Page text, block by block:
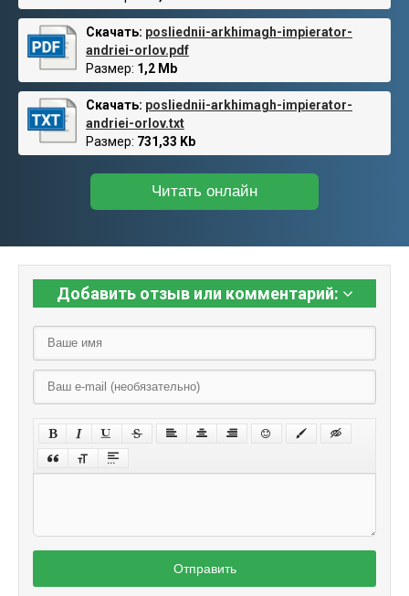
Скачать: posliednii-arkhimagh-impierator-
andriei-orlov.pdf
Размер: 1,2 Mb
Скачать: posliednii-arkhimagh-impierator-
andriei-orlov.txt
Размер: 731,33 Kb
Читать онлайн
Добавить отзыв или комментарий:
Отправить